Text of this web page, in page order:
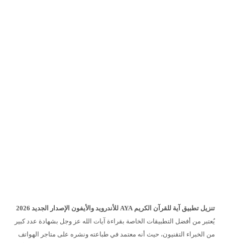
تنزيل تطبيق آية للقرآن الكريمAYA للأندرويد والأيفون الإصدار الجديد 2026
يُعتبر من أفضل التطبيقات الخاصة بقراءة آيات الله عز وجل بشهادة عدد كبير
من الخبراء التقنيون، حيث أنه معتمد في طباعته ونشره على متاجر الهواتف